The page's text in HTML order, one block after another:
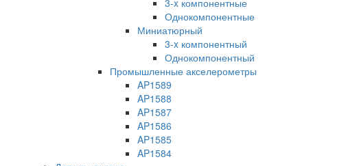
Однокомпонентные
Миниатюрный
3-x компонентный
Однокомпонентный
Промышленные акселерометры
AP1589
AP1588
AP1587
AP1586
AP1585
AP1584